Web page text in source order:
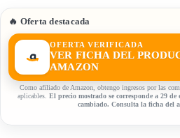
🔥 Oferta destacada
OFERTA VERIFICADA
VER FICHA DEL
AMAZON
Como afiliado de Amazon, obtengo ingresos por las
aplicables. El precio mostrado se corresponde a 29 de
cambiado. Consulta la ficha del